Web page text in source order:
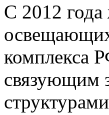
С 2012
комплекса
связующим